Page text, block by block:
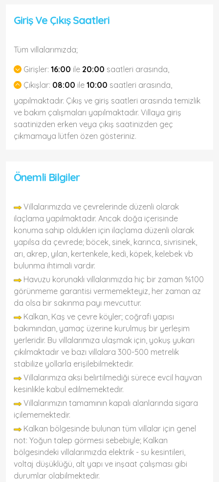
Giriş Ve Çıkış Saatleri
Tüm villalarımızda;
Girişler: 16:00 ile 20:00 saatleri arasında,
Çıkışlar: 08:00 ile 10:00 saatleri arasında,
yapılmaktadır. Çıkış ve giriş saatleri arasında temizlik
ve bakım çalışmaları yapılmaktadır. Villaya giriş
saatinizden erken veya çıkış saatinizden geç
çıkmamaya lütfen özen gösteriniz.
Önemli Bilgiler
Villalarımızda ve çevrelerinde düzenli olarak
ilaçlama yapılmaktadır. Ancak doğa içerisinde
konuma sahip olduklerı için ilaçlama düzenli olarak
yapılsa da çevrede; böcek, sinek, karınca, sivrisinek,
arı, akrep, yılan, kertenkele, kedi, köpek, kelebek vb
bulunma ihtimali vardır.
Havuzu korunaklı villalarımızda hiç bir zaman %100
görünmeme garantisi vermemekteyiz, her zaman az
da olsa bir sakınma payı mevcuttur.
Kalkan, Kaş ve çevre köyler; coğrafi yapısı
bakımından, yamaç üzerine kurulmuş bir yerleşim
yerleridir. Bu villalarımıza ulaşmak için, yokuş yukarı
çıkılmaktadır ve bazı villalara 300-500 metrelik
stabilize yollarla erişilebilmektedir.
Villalarımıza aksi belirtilmediği sürece evcil hayvan
kesinlikle kabul edilmemektedir.
Villalarımızın tamamının kapalı alanlarında sigara
içilememektedir.
Kalkan bölgesinde bulunan tüm villalar için genel
not: Yoğun talep görmesi sebebiyle; Kalkan
bölgesindeki villalarımızda elektrik - su kesintileri,
voltaj düşüklüğü, alt yapı ve inşaat çalışması gibi
durumlar olabilmektedir.